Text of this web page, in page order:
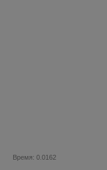
Время: 0.0162